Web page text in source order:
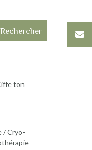
Rechercher
ton
/ Cryo-